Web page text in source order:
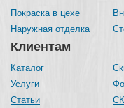
Покраска в цехе
Наружная отделка
Клиентам
Каталог
Услуги
Статьи